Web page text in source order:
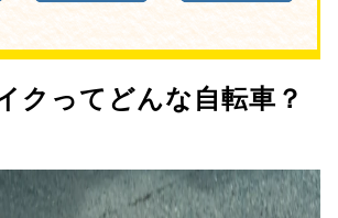
クってどんな自転車？